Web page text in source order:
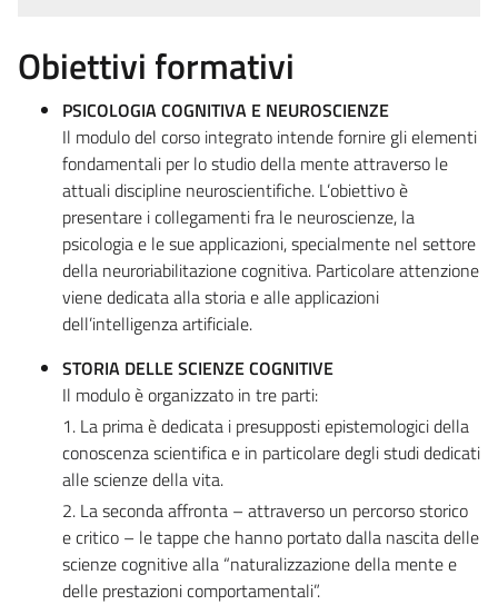
Obiettivi formativi
PSICOLOGIA COGNITIVA E NEUROSCIENZE
Il modulo del corso integrato intende fornire gli elementi
fondamentali per lo studio della mente attraverso le
attuali discipline neuroscientifiche. L’obiettivo è
presentare i collegamenti fra le neuroscienze, la
psicologia e le sue applicazioni, specialmente nel settore
della neuroriabilitazione cognitiva. Particolare attenzione
viene dedicata alla storia e alle applicazioni
dell’intelligenza artificiale.
STORIA DELLE SCIENZE COGNITIVE
Il modulo è organizzato in tre parti:
1. La prima è dedicata i presupposti epistemologici della
conoscenza scientifica e in particolare degli studi dedicati
alle scienze della vita.
2. La seconda affronta – attraverso un percorso storico
e critico – le tappe che hanno portato dalla nascita delle
scienze cognitive alla “naturalizzazione della mente e
delle prestazioni comportamentali”.